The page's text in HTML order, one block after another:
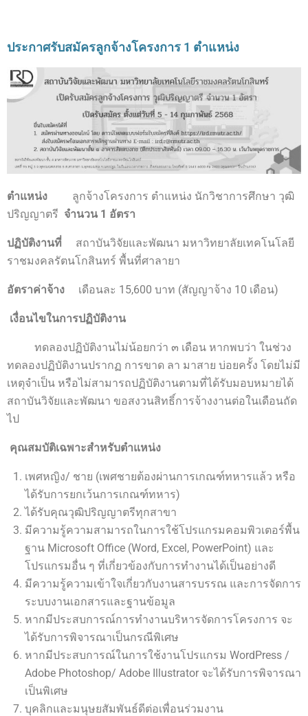
ประกาศรับสมัครลูกจ้างโครงการ 1 ตำแหน่ง
ตำแหน่ง ลูกจ้างโครงการ ตำแหน่ง นักวิชาการศึกษา วุฒิ
ปริญญาตรี จำนวน 1 อัตรา
ปฏิบัติงานที่ สถาบันวิจัยและพัฒนา มหาวิทยาลัยเทคโนโลยี
ราชมงคลรัตนโกสินทร์ พื้นที่ศาลายา
อัตราค่าจ้าง เดือนละ 15,600 บาท (สัญญาจ้าง 10 เดือน)
เงื่อนไขในการปฏิบัติงาน
ทดลองปฏิบัติงานไม่น้อยกว่า ๓ เดือน หากพบว่า ในช่วง
ทดลองปฏิบัติงานปรากฏ การขาด ลา มาสาย บ่อยครั้ง โดยไม่มี
เหตุจำเป็น หรือไม่สามารถปฏิบัติงานตามที่ได้รับมอบหมายได้
สถาบันวิจัยและพัฒนา ขอสงวนสิทธิ์การจ้างงานต่อในเดือนถัด
ไป
คุณสมบัติเฉพาะสำหรับตำแหน่ง
เพศหญิง/ ชาย (เพศชายต้องผ่านการเกณฑ์ทหารแล้ว หรือ
ได้รับการยกเว้นการเกณฑ์ทหาร)
ได้รับคุณวุฒิปริญญาตรีทุกสาขา
มีความรู้ความสามารถในการใช้โปรแกรมคอมพิวเตอร์พื้น
ฐาน Microsoft Office (Word, Excel, PowerPoint) และ
โปรแกรมอื่น ๆ ที่เกี่ยวข้องกับการทำงานได้เป็นอย่างดี
มีความรู้ความเข้าใจเกี่ยวกับงานสารบรรณ และการจัดการ
ระบบงานเอกสารและฐานข้อมูล
หากมีประสบการณ์การทำงานบริหารจัดการโครงการ จะ
ได้รับการพิจารณาเป็นกรณีพิเศษ
หากมีประสบการณ์ในการใช้งานโปรแกรม WordPress /
Adobe Photoshop/ Adobe Illustrator จะได้รับการพิจารณา
เป็นพิเศษ
บุคลิกและมนุษยสัมพันธ์ดีต่อเพื่อนร่วมงาน